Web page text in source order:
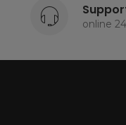
online